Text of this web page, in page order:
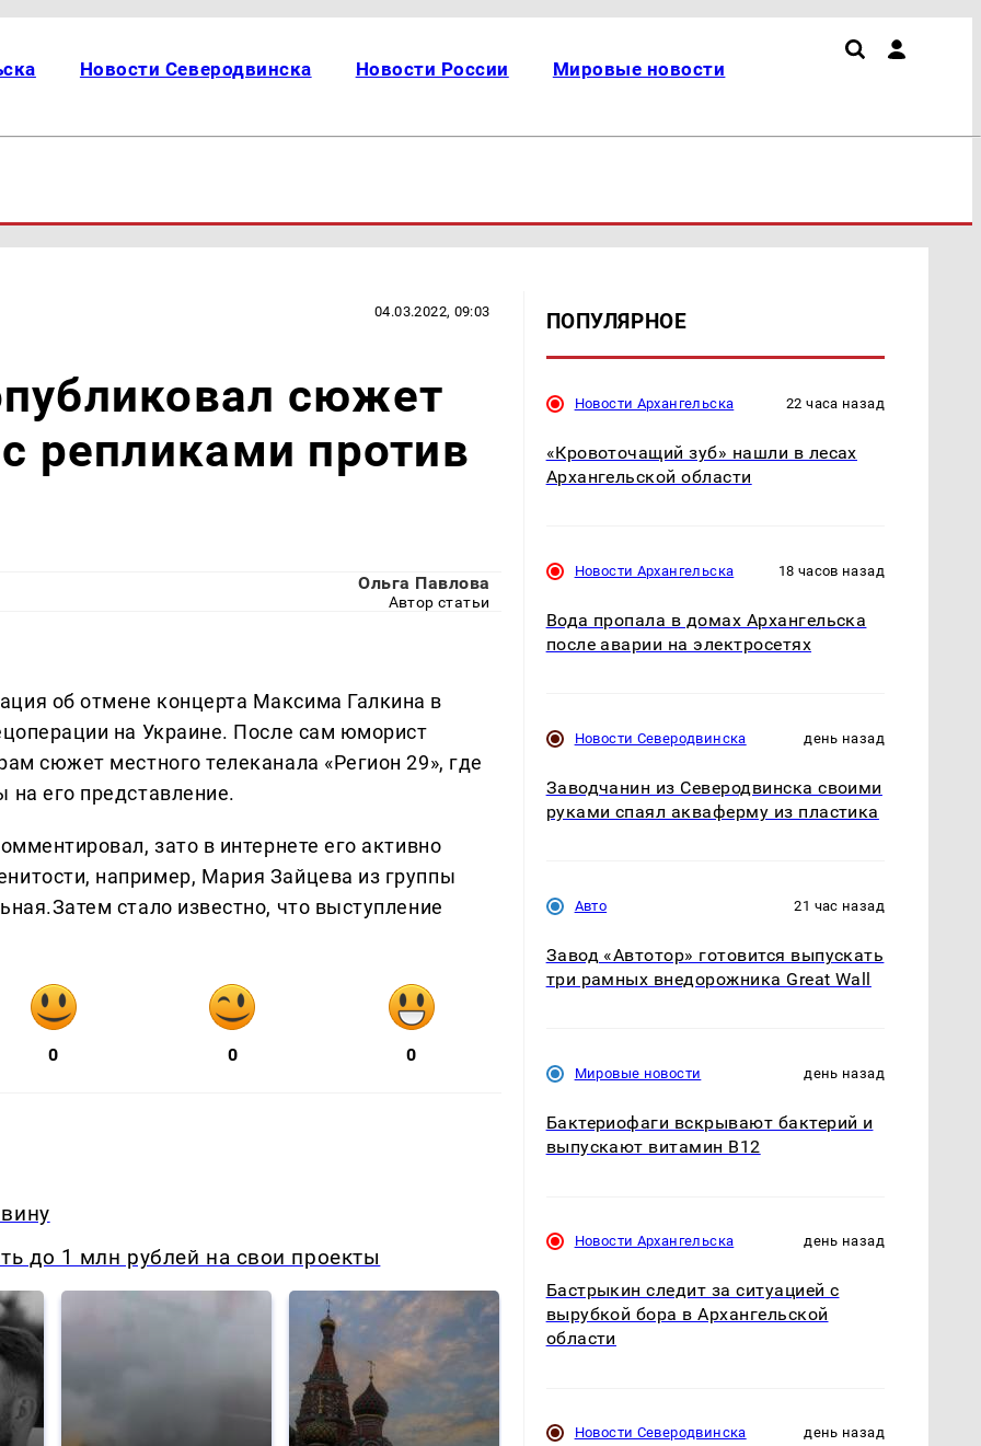
Новости Северодвинска Новости России Мировые новости
04.03.2022, 09:03
сюжет
репликами против
Ольга Павлова
Автор статьи
об отмене концерта Максима Галкина в
на Украине. После сам юморист
сюжет местного телеканала «Регион 29», где
его представление.
зато в интернете его активно
например, Мария Зайцева из группы
стало известно, что выступление
0 0 0
до 1 млн рублей на свои проекты
ПОПУЛЯРНОЕ
Новости Архангельска 22 часа назад
«Кровоточащий зуб» нашли в лесах
Архангельской области
Новости Архангельска 18 часов назад
Вода пропала в домах Архангельска
после аварии на электросетях
Новости Северодвинска день назад
Заводчанин из Северодвинска своими
руками спаял акваферму из пластика
Авто 21 час назад
Завод «Автотор» готовится выпускать
три рамных внедорожника Great Wall
Мировые новости день назад
Бактериофаги вскрывают бактерий и
выпускают витамин B12
Новости Архангельска день назад
Бастрыкин следит за ситуацией с
вырубкой бора в Архангельской
области
Новости Северодвинска день назад